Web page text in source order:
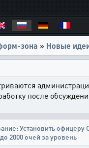
зона » Новые
после
Установить
2000 очей за уровень